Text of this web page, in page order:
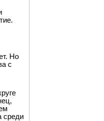
Но
с
среди